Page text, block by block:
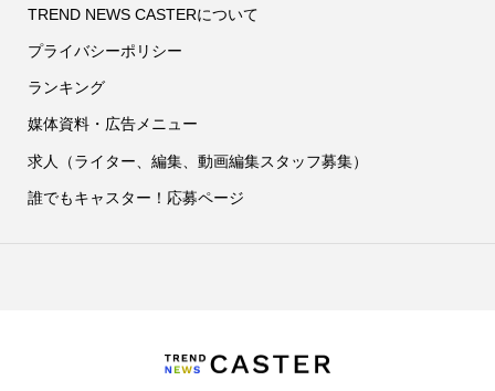
TREND NEWS CASTERについて
プライバシーポリシー
ランキング
媒体資料・広告メニュー
求人（ライター、編集、動画編集スタッフ募集）
誰でもキャスター！応募ページ